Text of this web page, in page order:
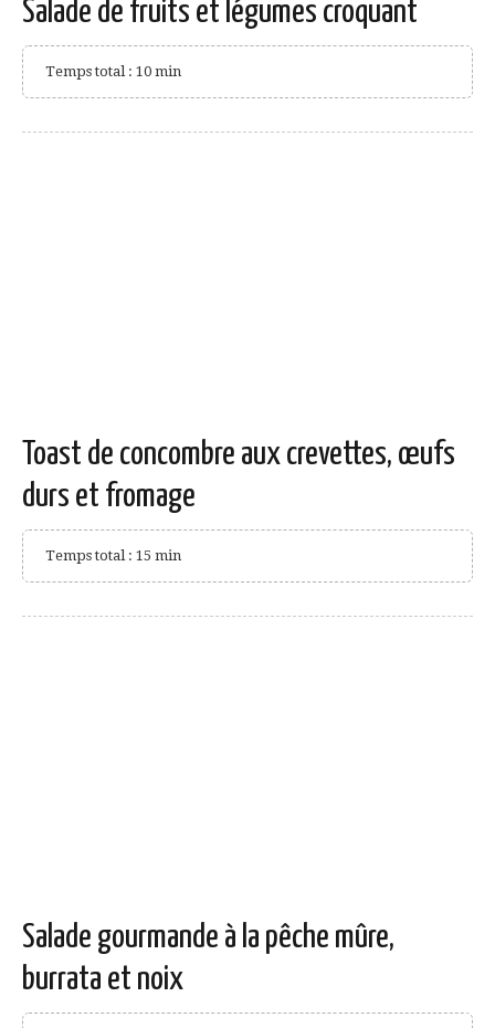
Salade de fruits et légumes croquant
Temps total : 10 min
Toast de concombre aux crevettes, œufs
durs et fromage
Temps total : 15 min
Salade gourmande à la pêche mûre,
burrata et noix